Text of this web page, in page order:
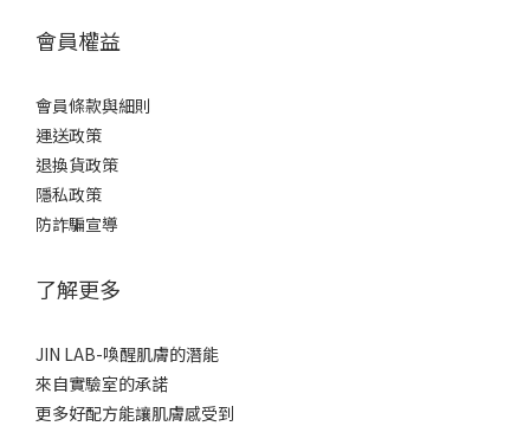
會員權益
會員條款與細則
運送政策
退換貨政策
隱私政策
防詐騙宣導
了解更多
JIN LAB-喚醒肌膚的潛能
來自實驗室的承諾
更多好配方能讓肌膚感受到